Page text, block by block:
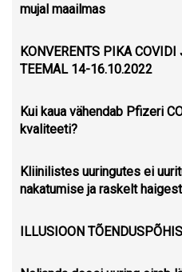
mujal maailmas
KONVERENTS PIKA
TEEMAL 14-16.10.2022
Kui kaua vähendab Pfizeri
kvaliteeti?
Kliinilistes uuringutes ei
nakatumise ja raskelt
ILLUSIOON